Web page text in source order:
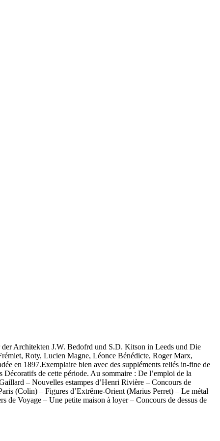
Architekten J.W. Bedofrd und S.D. Kitson in Leeds und Die
Roty, Lucien Magne, Léonce Bénédicte, Roger Marx,
en 1897.Exemplaire bien avec des suppléments reliés in-fine de
de cette période. Au sommaire : De l’emploi de la
– Nouvelles estampes d’Henri Rivière – Concours de
(Colin) – Figures d’Extrême-Orient (Marius Perret) – Le métal
de Voyage – Une petite maison à loyer – Concours de dessus de